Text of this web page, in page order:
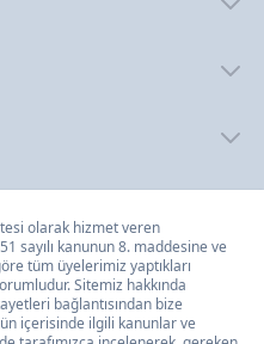
olarak hizmet veren
sayılı kanunun 8. maddesine ve
tüm üyelerimiz yaptıkları
Sitemiz hakkında
bağlantısından bize
içerisinde ilgili kanunlar ve